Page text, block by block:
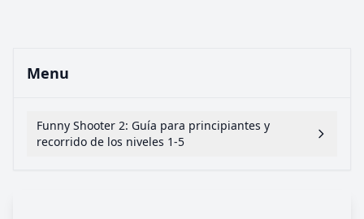
Menu
Funny Shooter 2: Guía para principiantes y
recorrido de los niveles 1-5